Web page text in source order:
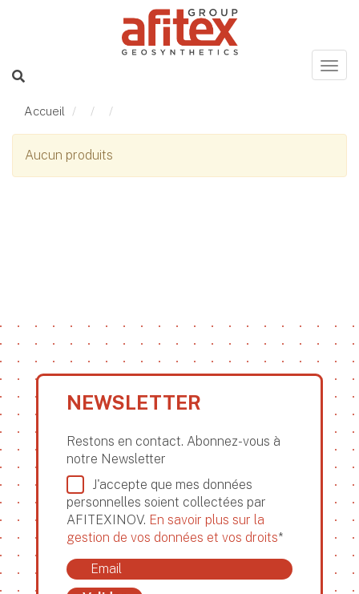
Accueil
Aucun produits
NEWSLETTER
Restons en contact. Abonnez-vous à
notre Newsletter
J'accepte que mes données
personnelles soient collectées par
AFITEXINOV. En savoir plus sur la
gestion de vos données et vos droits*